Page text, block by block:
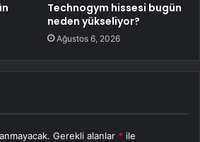
Technogym hissesi bugün
neden yükseliyor?
Ağustos 6, 2026
Gerekli alanlar * ile